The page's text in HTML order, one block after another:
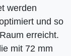
werden
und so
erreicht.
mit 72 mm